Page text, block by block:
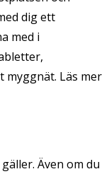
dig ett
med i
myggnät. Läs mer
Även om du